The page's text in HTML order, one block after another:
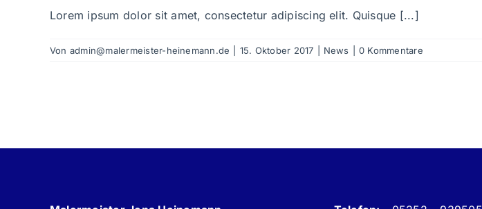
Lorem ipsum dolor sit amet, consectetur adipiscing elit. Quisque [...]
Von admin@malermeister-heinemann.de 15. Oktober 2017 News 0 Kommentare